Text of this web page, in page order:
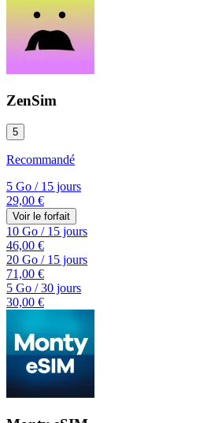
ZenSim
5
Recommandé
5 Go /15 jours
29,00 €
Voir le forfait
10 Go /15 jours
46,00 €
20 Go /15 jours
71,00 €
5 Go /30 jours
30,00 €